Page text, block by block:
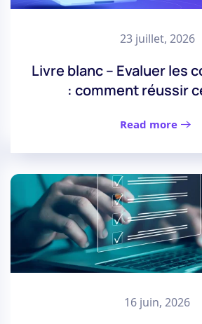
23 juillet, 2026
Livre blanc – Evaluer les
: comment réussir
Read more
16 juin, 2026